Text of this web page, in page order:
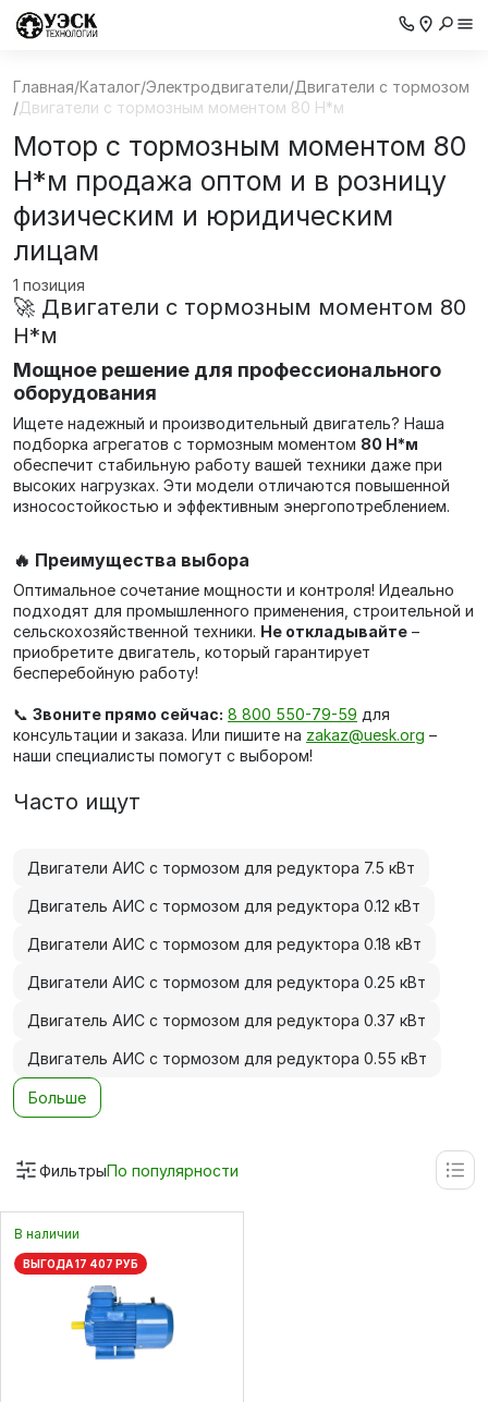
Главная/Каталог/Электродвигатели/Двигатели с тормозом
/Двигатели с тормозным моментом 80 Н*м
Мотор с тормозным моментом 80
Н*м продажа оптом и в розницу
физическим и юридическим
лицам
1 позиция
🚀 Двигатели с тормозным моментом 80
Н*м
Мощное решение для профессионального
оборудования
Ищете надежный и производительный двигатель? Наша
подборка агрегатов с тормозным моментом 80 Н*м
обеспечит стабильную работу вашей техники даже при
высоких нагрузках. Эти модели отличаются повышенной
износостойкостью и эффективным энергопотреблением.
🔥 Преимущества выбора
Оптимальное сочетание мощности и контроля! Идеально
подходят для промышленного применения, строительной и
сельскохозяйственной техники. Не откладывайте –
приобретите двигатель, который гарантирует
бесперебойную работу!
📞 Звоните прямо сейчас: 8 800 550-79-59 для
консультации и заказа. Или пишите на zakaz@uesk.org –
наши специалисты помогут с выбором!
Часто ищут
Двигатели АИС с тормозом для редуктора 7.5 кВт
Двигатель АИС с тормозом для редуктора 0.12 кВт
Двигатели АИС с тормозом для редуктора 0.18 кВт
Двигатели АИС с тормозом для редуктора 0.25 кВт
Двигатель АИС с тормозом для редуктора 0.37 кВт
Двигатель АИС с тормозом для редуктора 0.55 кВт
Больше
ФильтрыПо популярности
В наличии
ВЫГОДА 17 407 РУБ